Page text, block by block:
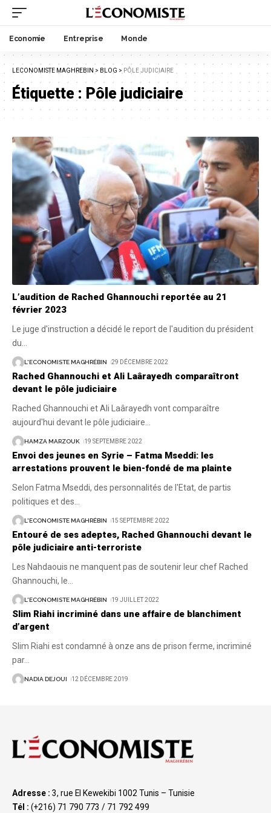
Economie Entreprise Monde
LECONOMISTE MAGHREBIN > BLOG > PÔLE JUDICIAIRE
Étiquette :Pôle judiciaire
L’audition de Rached Ghannouchi reportée au 21
février 2023
Le juge d'instruction a décidé le report de l'audition du président
du
L'ECONOMISTE MAGHRÉBIN 29 DÉCEMBRE 2022
Rached Ghannouchi et Ali Laârayedh comparaîtront
devant le pôle judiciaire
Rached Ghannouchi et Ali Laârayedh vont comparaître
aujourd'hui devant le pôle judiciaire
HAMZA MARZOUK 19 SEPTEMBRE 2022
Envoi des jeunes en Syrie – Fatma Mseddi: les
arrestations prouvent le bien-fondé de ma plainte
Selon Fatma Mseddi, des personnalités de l'Etat, de partis
politiques et des
L'ECONOMISTE MAGHRÉBIN 15 SEPTEMBRE 2022
Entouré de ses adeptes, Rached Ghannouchi devant le
pôle judiciaire anti-terroriste
Les Nahdaouis ne manquent pas de soutenir leur chef Rached
Ghannouchi, le
L'ECONOMISTE MAGHRÉBIN 19 JUILLET 2022
Slim Riahi incriminé dans une affaire de blanchiment
d’argent
Slim Riahi est condamné à onze ans de prison ferme, incriminé
par…
NADIA DEJOUI 12 DÉCEMBRE 2019
Adresse : 3, rue El Kewekibi 1002 Tunis – Tunisie
Tél : (+216) 71 790 773 / 71 792 499